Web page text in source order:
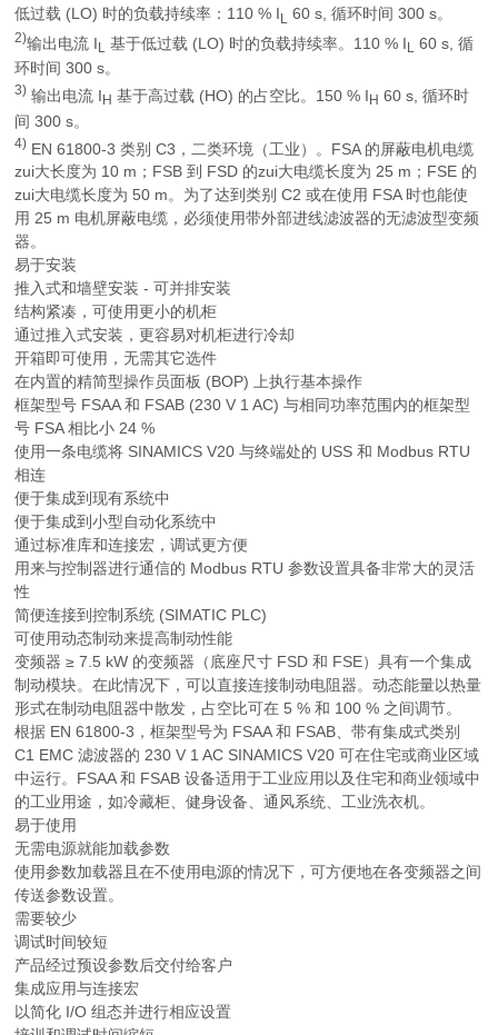
低过载 (LO) 时的负载持续率：110 % IL 60 s, 循环时间 300 s。
2)输出电流 I 基于低过载 (LO) 时的负载持续率。110 % I
60 s, 循
环时间 300 s。
3) 输出电流 I H 基于高过载 (HO) 的占空比。150 % I H 60 s, 循环时
间 300 s。
4) EN 61800-3 类别 C3，二类环境（工业）。FSA 的屏蔽电机电缆
zui大长度为 10 m；FSB 到 FSD 的zui大电缆长度为 25 m；FSE 的
zui大电缆长度为 50 m。为了达到类别 C2 或在使用 FSA 时也能使
用 25 m 电机屏蔽电缆，必须使用带外部进线滤波器的无滤波型变频
器。
易于安装
推入式和墙壁安装 - 可并排安装
结构紧凑，可使用更小的机柜
通过推入式安装，更容易对机柜进行冷却
开箱即可使用，无需其它选件
在内置的精简型操作员面板 (BOP) 上执行基本操作
框架型号 FSAA 和 FSAB (230 V 1 AC) 与相同功率范围内的框架型
号 FSA 相比小 24 %
使用一条电缆将 SINAMICS V20 与终端处的 USS 和 Modbus RTU
相连
便于集成到现有系统中
便于集成到小型自动化系统中
通过标准库和连接宏，调试更方便
用来与控制器进行通信的 Modbus RTU 参数设置具备非常大的灵活
性
简便连接到控制系统 (SIMATIC PLC)
可使用动态制动来提高制动性能
变频器 ≥ 7.5 kW 的变频器（底座尺寸 FSD 和 FSE）具有一个集成
制动模块。在此情况下，可以直接连接制动电阻器。动态能量以热量
形式在制动电阻器中散发，占空比可在 5 % 和 100 % 之间调节。
根据 EN 61800-3，框架型号为 FSAA 和 FSAB、带有集成式类别
C1 EMC 滤波器的 230 V 1 AC SINAMICS V20 可在住宅或商业区域
中运行。FSAA 和 FSAB 设备适用于工业应用以及住宅和商业领域中
的工业用途，如冷藏柜、健身设备、通风系统、工业洗衣机。
易于使用
无需电源就能加载参数
使用参数加载器且在不使用电源的情况下，可方便地在各变频器之间
传送参数设置。
需要较少
调试时间较短
产品经过预设参数后交付给客户
集成应用与连接宏
以简化 I/O 组态并进行相应设置